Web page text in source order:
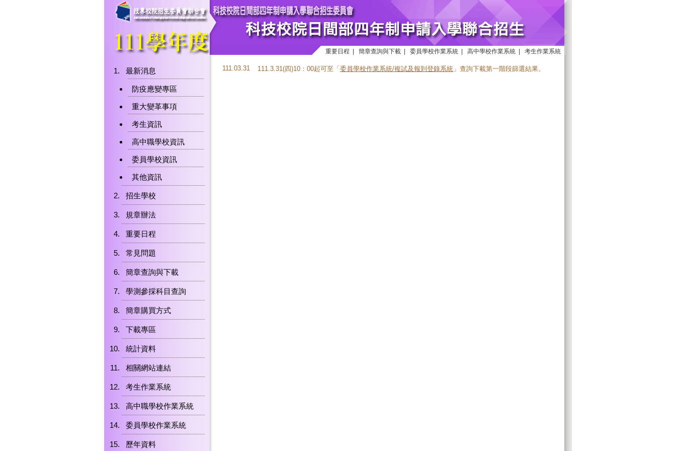
重要日程 簡章查詢與下載 委員學校作業系統 高中學校作業系統 考生作業系統
最新消息
防疫應變專區
重大變革事項
考生資訊
高中職學校資訊
委員學校資訊
其他資訊
招生學校
規章辦法
重要日程
常見問題
簡章查詢與下載
學測參採科目查詢
簡章購買方式
下載專區
統計資料
相關網站連結
考生作業系統
高中職學校作業系統
委員學校作業系統
歷年資料
111.03.31 111.3.31(四)10：00起可至「 委員學校作業系統/複試及報到登錄系統 」查詢下載第一階段篩選結果。